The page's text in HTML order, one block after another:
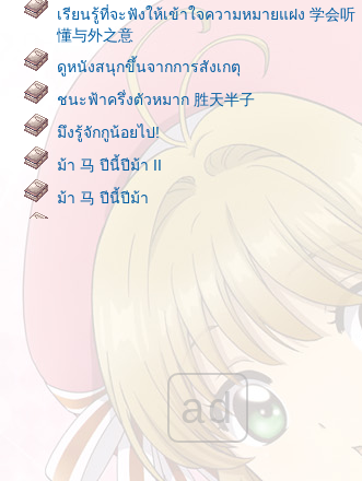
เรียนรู้ที่จะฟังให้เข้าใจความหมายแฝง 学会听
懂与外之意
ดูหนังสนุกขึ้นจากการสังเกตุ
ชนะฟ้าครึ่งตัวหมาก 胜天半子
มึงรู้จักกูน้อยไป!
ม้า 马 ปีนี้ปีม้า II
ม้า 马 ปีนี้ปีม้า
คนฉลาด มี 9 อย่างที่ควรพูด และ 9 อย่างที่ไม่
ควรพูด 聪明人九说九不说
บิดาแห่งความสำเร็จ 成功之父
บ้านยิ่งรกเท่าไหร่ คนที่อยู่ก็ยิ่งยากจนเท่านั้น 房
间有多乱 人就有多穷
ฉันได้เรียนรู้จากคำพูดนี้ 我被这段话教育了
เงินสะอาด เลี้ยงชีพคุณไม่ได้ 干净的钱，养不
活你
ความยุติธรรม 正义
ad